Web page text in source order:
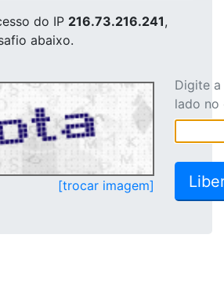
do IP 216.73.216.241,
abaixo.
[trocar imagem]
Digite
lado no